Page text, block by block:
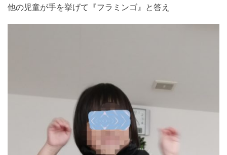
他の児童が手を挙げて『フラミンゴ』と答え